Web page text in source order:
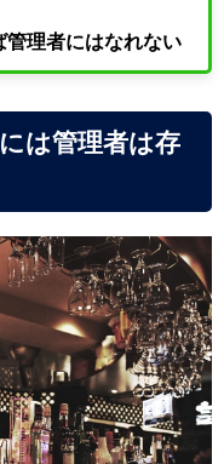
管理者にはなれない
は管理者は存